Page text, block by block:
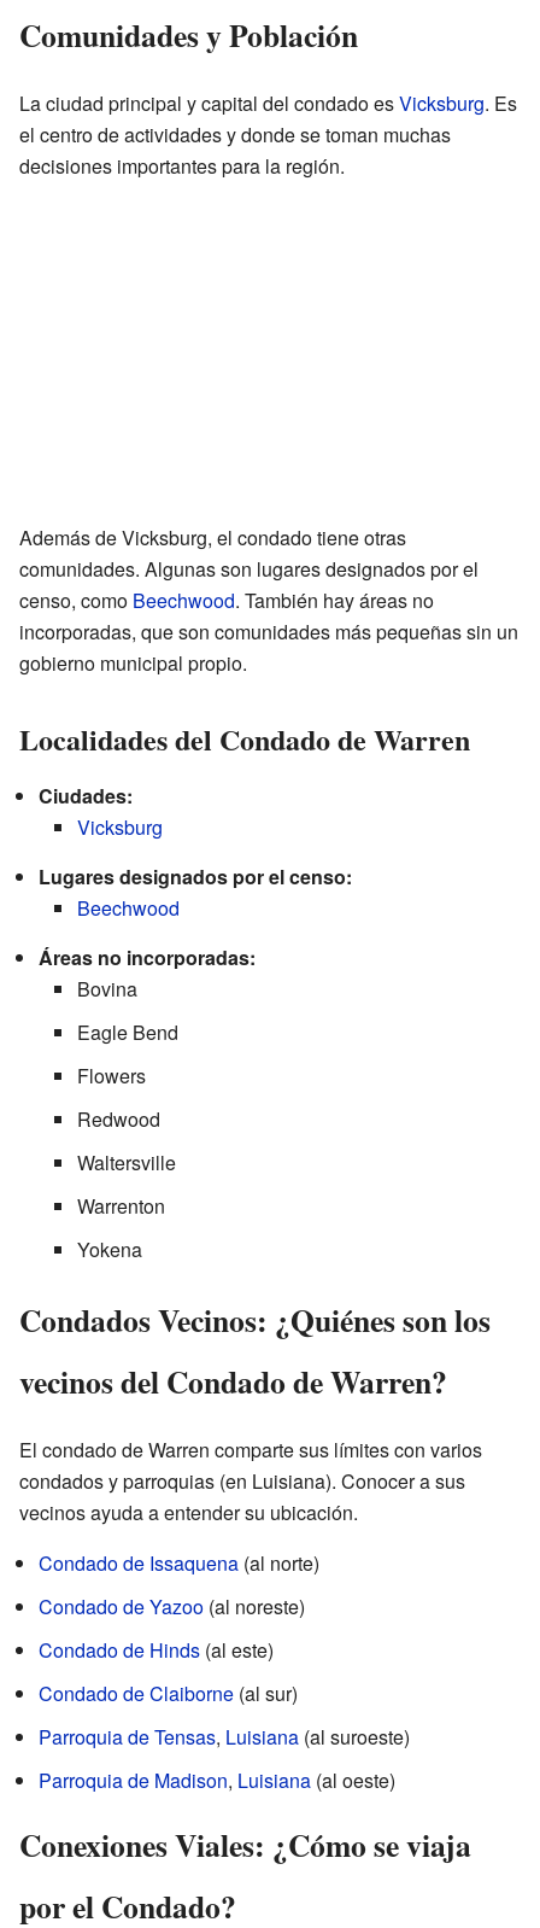
Comunidades y Población
La ciudad principal y capital del condado esVicksburg. Es
el centro de actividades y donde se toman muchas
decisiones importantes para la región.
Además de Vicksburg, el condado tiene otras
comunidades. Algunas son lugares designados por el
censo, como Beechwood. También hay áreas no
incorporadas, que son comunidades más pequeñas sin un
gobierno municipal propio.
Localidades del Condado de Warren
Ciudades:
Vicksburg
Lugares designados por el censo:
Beechwood
Áreas no incorporadas:
Bovina
Eagle Bend
Flowers
Redwood
Waltersville
Warrenton
Yokena
Condados Vecinos: ¿Quiénes son los
vecinos del Condado de Warren?
El condado de Warren comparte sus límites con varios
condados y parroquias (en Luisiana). Conocer a sus
vecinos ayuda a entender su ubicación.
Condado de Issaquena (al norte)
Condado de Yazoo (al noreste)
Condado de Hinds (al este)
Condado de Claiborne (al sur)
Parroquia de Tensas, Luisiana (al suroeste)
Parroquia de Madison, Luisiana (al oeste)
Conexiones Viales: ¿Cómo se viaja
por el Condado?